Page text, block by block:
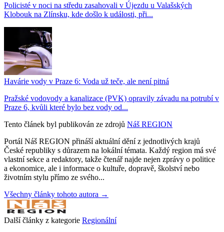
Policisté v noci na středu zasahovali v Újezdu u Valašských
Klobouk na Zlínsku, kde došlo k události, při...
Havárie vody v Praze 6: Voda už teče, ale není pitná
Pražské vodovody a kanalizace (PVK) opravily závadu na potrubí v
Praze 6, kvůli které bylo bez vody od...
Tento článek byl publikován ze zdrojů Náš REGION
Portál Náš REGION přináší aktuální dění z jednotlivých krajů
České republiky s důrazem na lokální témata. Každý region má své
vlastní sekce a redaktory, takže čtenář najde nejen zprávy o politice
a ekonomice, ale i informace o kultuře, dopravě, školství nebo
životním stylu přímo ze svého...
Všechny články tohoto autora →
Další články z kategorie Regionální